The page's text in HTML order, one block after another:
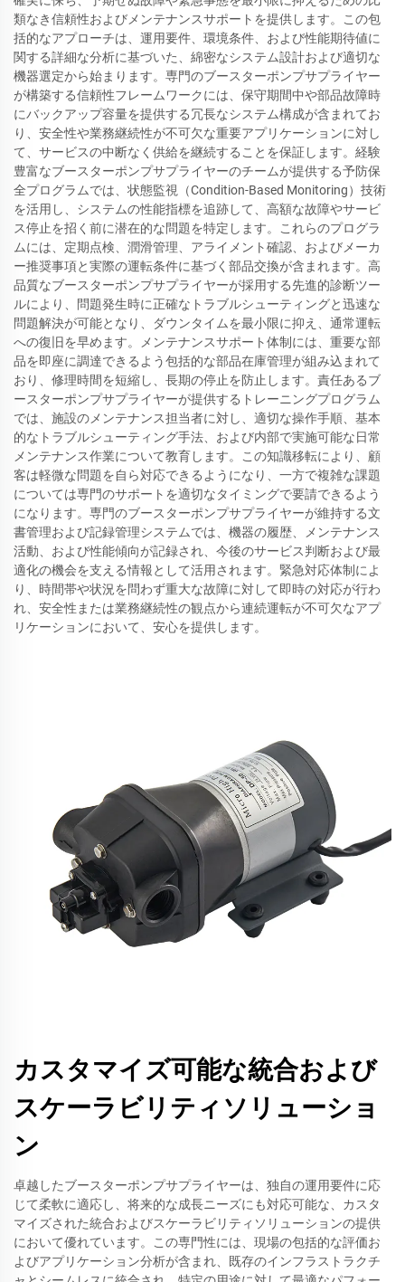
類なき信頼性およびメンテナンスサポートを提供します。この包
括的なアプローチは、運用要件、環境条件、および性能期待値に
関する詳細な分析に基づいた、綿密なシステム設計および適切な
機器選定から始まります。専門のブースターポンプサプライヤー
が構築する信頼性フレームワークには、保守期間中や部品故障時
にバックアップ容量を提供する冗長なシステム構成が含まれてお
り、安全性や業務継続性が不可欠な重要アプリケーションに対し
て、サービスの中断なく供給を継続することを保証します。経験
豊富なブースターポンプサプライヤーのチームが提供する予防保
全プログラムでは、状態監視（Condition-Based Monitoring）技術
を活用し、システムの性能指標を追跡して、高額な故障やサービ
ス停止を招く前に潜在的な問題を特定します。これらのプログラ
ムには、定期点検、潤滑管理、アライメント確認、およびメーカ
ー推奨事項と実際の運転条件に基づく部品交換が含まれます。高
品質なブースターポンプサプライヤーが採用する先進的診断ツー
ルにより、問題発生時に正確なトラブルシューティングと迅速な
問題解決が可能となり、ダウンタイムを最小限に抑え、通常運転
への復旧を早めます。メンテナンスサポート体制には、重要な部
品を即座に調達できるよう包括的な部品在庫管理が組み込まれて
おり、修理時間を短縮し、長期の停止を防止します。責任あるブ
ースターポンプサプライヤーが提供するトレーニングプログラム
では、施設のメンテナンス担当者に対し、適切な操作手順、基本
的なトラブルシューティング手法、および内部で実施可能な日常
メンテナンス作業について教育します。この知識移転により、顧
客は軽微な問題を自ら対応できるようになり、一方で複雑な課題
については専門のサポートを適切なタイミングで要請できるよう
になります。専門のブースターポンプサプライヤーが維持する文
書管理および記録管理システムでは、機器の履歴、メンテナンス
活動、および性能傾向が記録され、今後のサービス判断および最
適化の機会を支える情報として活用されます。緊急対応体制によ
り、時間帯や状況を問わず重大な故障に対して即時の対応が行わ
れ、安全性または業務継続性の観点から連続運転が不可欠なアプ
リケーションにおいて、安心を提供します。
カスタマイズ可能な統合および
スケーラビリティソリューショ
ン
卓越したブースターポンプサプライヤーは、独自の運用要件に応
じて柔軟に適応し、将来的な成長ニーズにも対応可能な、カスタ
マイズされた統合およびスケーラビリティソリューションの提供
において優れています。この専門性には、現場の包括的な評価お
よびアプリケーション分析が含まれ、既存のインフラストラクチ